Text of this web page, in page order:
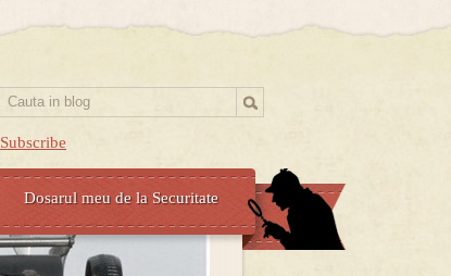
Subscribe
Dosarul meu de la Securitate